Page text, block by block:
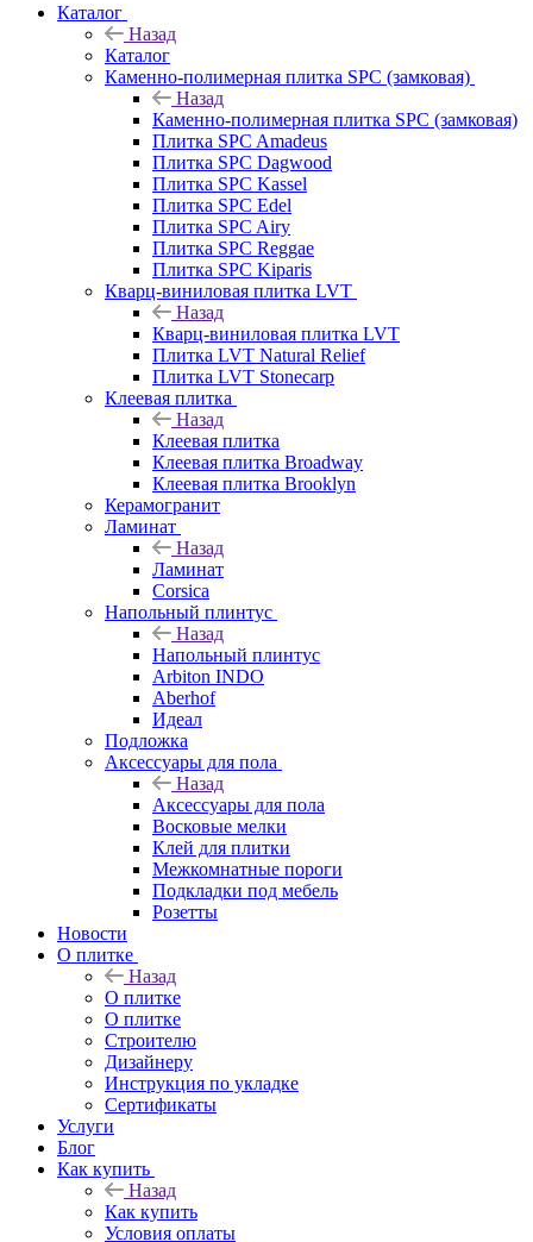
Каталог
Назад
Каталог
Каменно-полимерная плитка SPC (замковая)
Назад
Каменно-полимерная плитка SPC (замковая)
Плитка SPC Amadeus
Плитка SPC Dagwood
Плитка SPC Kassel
Плитка SPC Edel
Плитка SPC Airy
Плитка SPC Reggae
Плитка SPC Kiparis
Кварц-виниловая плитка LVT
Назад
Кварц-виниловая плитка LVT
Плитка LVT Natural Relief
Плитка LVT Stonecarp
Клеевая плитка
Назад
Клеевая плитка
Клеевая плитка Broadway
Клеевая плитка Brooklyn
Керамогранит
Ламинат
Назад
Ламинат
Corsica
Напольный плинтус
Назад
Напольный плинтус
Arbiton INDO
Aberhof
Идеал
Подложка
Аксессуары для пола
Назад
Аксессуары для пола
Восковые мелки
Клей для плитки
Межкомнатные пороги
Подкладки под мебель
Розетты
Новости
О плитке
Назад
О плитке
О плитке
Строителю
Дизайнеру
Инструкция по укладке
Сертификаты
Услуги
Блог
Как купить
Назад
Как купить
Условия оплаты